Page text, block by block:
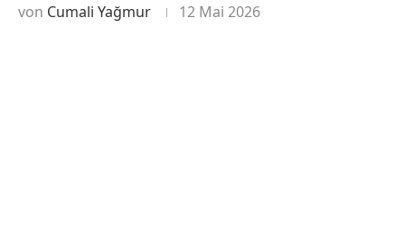
von Cumali Yağmur 12 Mai 2026